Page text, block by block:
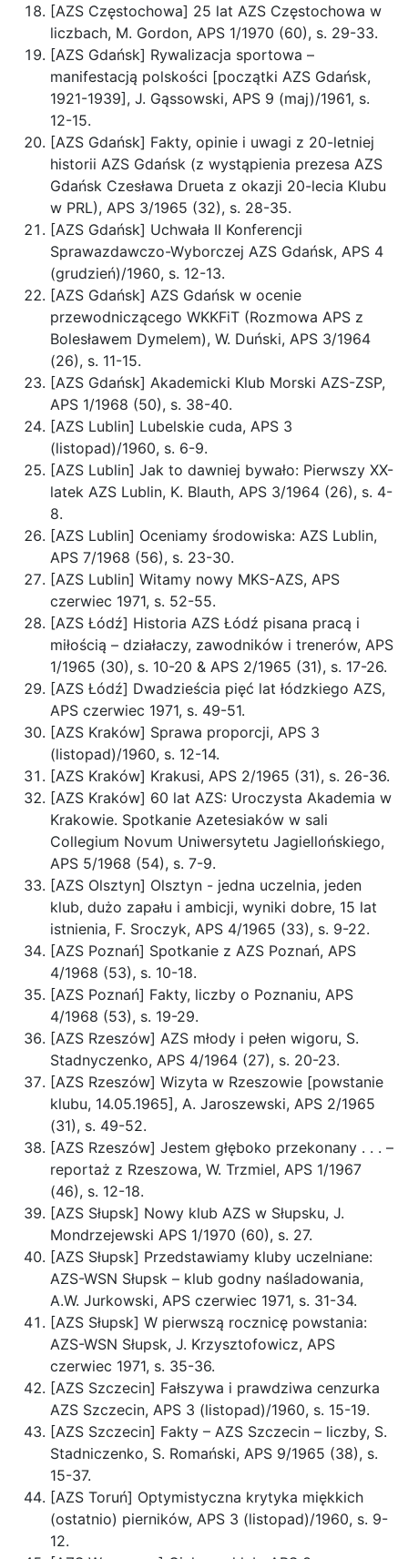
[AZS Częstochowa] 25 lat AZS Częstochowa w
liczbach, M. Gordon, APS 1/1970 (60), s. 29-33.
[AZS Gdańsk] Rywalizacja sportowa –
manifestacją polskości [początki AZS Gdańsk,
1921-1939], J. Gąssowski, APS 9 (maj)/1961, s.
12-15.
[AZS Gdańsk] Fakty, opinie i uwagi z 20-letniej
historii AZS Gdańsk (z wystąpienia prezesa AZS
Gdańsk Czesława Drueta z okazji 20-lecia Klubu
w PRL), APS 3/1965 (32), s. 28-35.
[AZS Gdańsk] Uchwała II Konferencji
Sprawazdawczo-Wyborczej AZS Gdańsk, APS 4
(grudzień)/1960, s. 12-13.
[AZS Gdańsk] AZS Gdańsk w ocenie
przewodniczącego WKKFiT (Rozmowa APS z
Bolesławem Dymelem), W. Duński, APS 3/1964
(26), s. 11-15.
[AZS Gdańsk] Akademicki Klub Morski AZS-ZSP,
APS 1/1968 (50), s. 38-40.
[AZS Lublin] Lubelskie cuda, APS 3
(listopad)/1960, s. 6-9.
[AZS Lublin] Jak to dawniej bywało: Pierwszy XX-
latek AZS Lublin, K. Blauth, APS 3/1964 (26), s. 4-
8.
[AZS Lublin] Oceniamy środowiska: AZS Lublin,
APS 7/1968 (56), s. 23-30.
[AZS Lublin] Witamy nowy MKS-AZS, APS
czerwiec 1971, s. 52-55.
[AZS Łódź] Historia AZS Łódź pisana pracą i
miłością – działaczy, zawodników i trenerów, APS
1/1965 (30), s. 10-20 & APS 2/1965 (31), s. 17-26.
[AZS Łódź] Dwadzieścia pięć lat łódzkiego AZS,
APS czerwiec 1971, s. 49-51.
[AZS Kraków] Sprawa proporcji, APS 3
(listopad)/1960, s. 12-14.
[AZS Kraków] Krakusi, APS 2/1965 (31), s. 26-36.
[AZS Kraków] 60 lat AZS: Uroczysta Akademia w
Krakowie. Spotkanie Azetesiaków w sali
Collegium Novum Uniwersytetu Jagiellońskiego,
APS 5/1968 (54), s. 7-9.
[AZS Olsztyn] Olsztyn - jedna uczelnia, jeden
klub, dużo zapału i ambicji, wyniki dobre, 15 lat
istnienia, F. Sroczyk, APS 4/1965 (33), s. 9-22.
[AZS Poznań] Spotkanie z AZS Poznań, APS
4/1968 (53), s. 10-18.
[AZS Poznań] Fakty, liczby o Poznaniu, APS
4/1968 (53), s. 19-29.
[AZS Rzeszów] AZS młody i pełen wigoru, S.
Stadnyczenko, APS 4/1964 (27), s. 20-23.
[AZS Rzeszów] Wizyta w Rzeszowie [powstanie
klubu, 14.05.1965], A. Jaroszewski, APS 2/1965
(31), s. 49-52.
[AZS Rzeszów] Jestem głęboko przekonany . . . –
reportaż z Rzeszowa, W. Trzmiel, APS 1/1967
(46), s. 12-18.
[AZS Słupsk] Nowy klub AZS w Słupsku, J.
Mondrzejewski APS 1/1970 (60), s. 27.
[AZS Słupsk] Przedstawiamy kluby uczelniane:
AZS-WSN Słupsk – klub godny naśladowania,
A.W. Jurkowski, APS czerwiec 1971, s. 31-34.
[AZS Słupsk] W pierwszą rocznicę powstania:
AZS-WSN Słupsk, J. Krzysztofowicz, APS
czerwiec 1971, s. 35-36.
[AZS Szczecin] Fałszywa i prawdziwa cenzurka
AZS Szczecin, APS 3 (listopad)/1960, s. 15-19.
[AZS Szczecin] Fakty – AZS Szczecin – liczby, S.
Stadniczenko, S. Romański, APS 9/1965 (38), s.
15-37.
[AZS Toruń] Optymistyczna krytyka miękkich
(ostatnio) pierników, APS 3 (listopad)/1960, s. 9-
12.